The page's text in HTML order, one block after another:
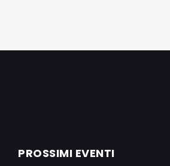
PROSSIMI EVENTI